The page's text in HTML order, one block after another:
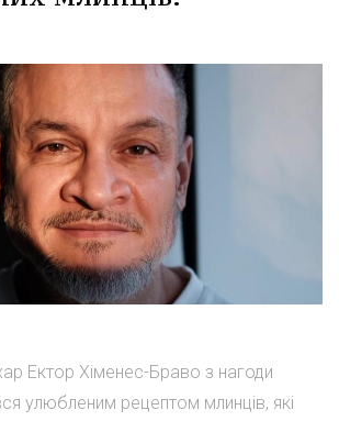
Ектор Хіменес-Браво з нагоди
улюбленим рецептом млинців, які